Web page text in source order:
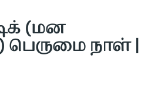
(மன
பெருமை நாள் |